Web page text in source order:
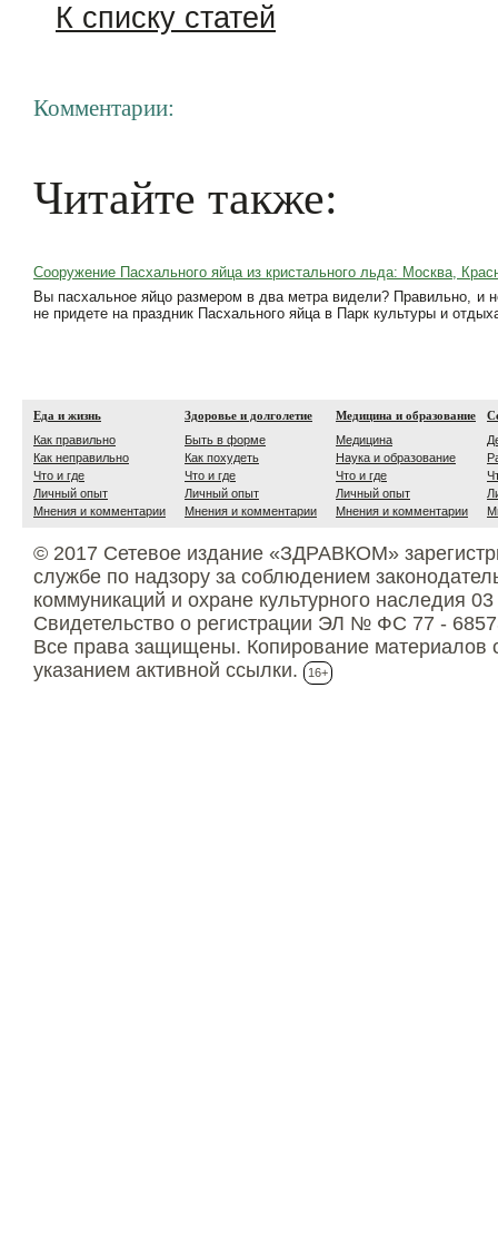
К списку статей
Комментарии:
Читайте также:
Сооружение Пасхального яйца из кристального льда: Москва,
Вы пасхальное яйцо размером в два метра видели? Правильно, и
не придете на праздник Пасхального яйца в Парк культуры и
Еда и жизнь
Как правильно
Как неправильно
Что и где
Личный опыт
Мнения и комментарии
Здоровье и долголетие
Быть в форме
Как похудеть
Что и где
Личный опыт
Мнения и комментарии
Медицина и образование
Медицина
Наука и образование
Что и где
Личный опыт
Мнения и комментарии
© 2017 Сетевое издание «ЗДРАВКОМ»
службе по надзору за соблюдением
коммуникаций и охране культурного наследия
Свидетельство о регистрации ЭЛ № ФС 77 -
Все права защищены. Копирование материалов
указанием активной ссылки.
16+